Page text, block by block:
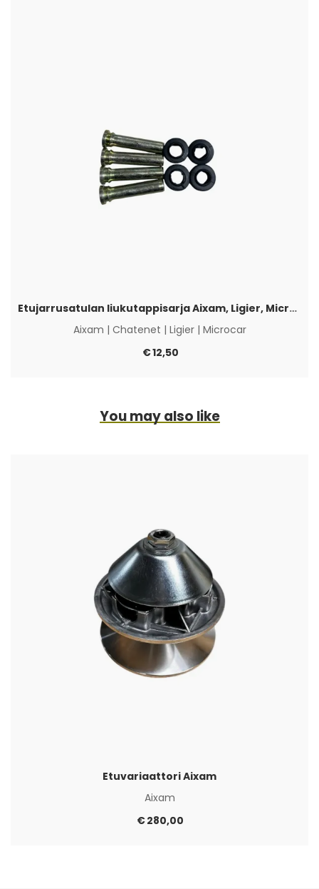
Etujarrusatulan liukutappisarja Aixam, Ligier, Microcar & Chatenet
Aixam | Chatenet | Ligier| Microcar
€12,50
You may also like
Etuvariaattori Aixam
Aixam
€280,00